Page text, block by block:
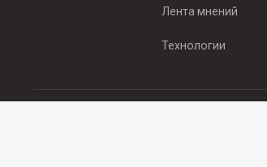
Лента мнений
Технологии